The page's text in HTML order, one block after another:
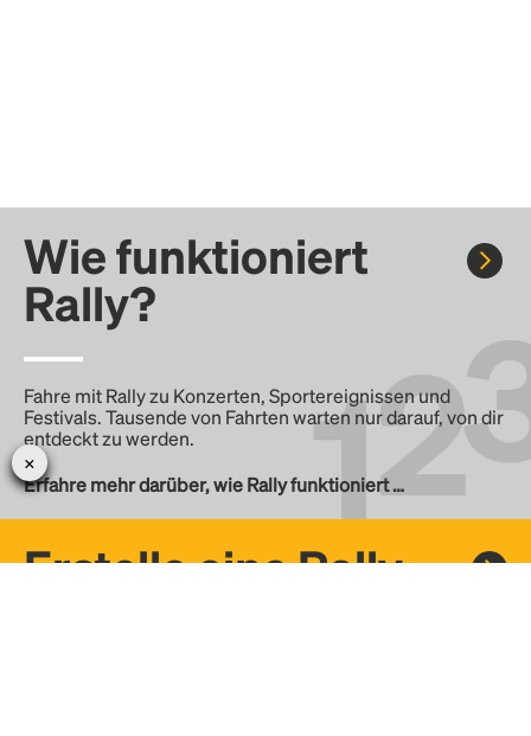
Wie funktioniert
Rally?
Fahre mit Rally zu Konzerten, Sportereignissen und
Festivals. Tausende von Fahrten warten nur darauf, von dir
entdeckt zu werden.
Erfahre mehr darüber, wie Rally funktioniert …
Erstelle eine Rally